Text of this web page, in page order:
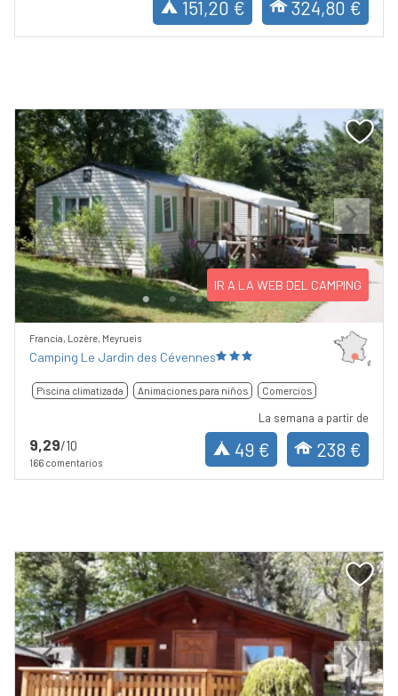
151,20 € 324,80 €
Previous Next
IR A LA WEB DEL CAMPING
Francia, Lozère, Meyrueis
Camping Le Jardin des Cévennes
Piscina climatizada Animaciones para niños Comercios
9,29/10
166 comentarios
La semana a partir de
49 € 238 €
Previous Next